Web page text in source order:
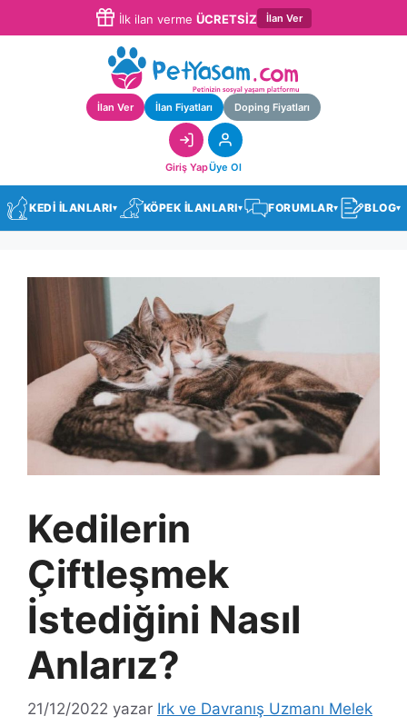
İlk ilan verme ÜCRETSİZ İlan Ver
İlan Ver İlan Fiyatları Doping Fiyatları
Giriş YapÜye Ol
KEDİ İLANLARI▾ KÖPEK İLANLARI▾ FORUMLAR▾ BLOG▾
Kedilerin
Çiftleşmek
İstediğini Nasıl
Anlarız?
21/12/2022 yazar Irk ve Davranış Uzmanı Melek